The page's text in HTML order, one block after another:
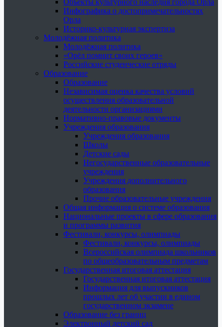
Объекты культурного наследия города Орла
Инфографика о достопримечательностях
Орла
Историко-культурная экспертиза
Молодёжная политика
Молодёжная политика
«Орёл помнит своих героев»
Российские студенческие отряды
Образование
Образование
Независимая оценка качества условий
осуществления образовательной
деятельности организациями
Нормативно-правовые документы
Учреждения образования
Учреждения образования
Школы
Детские сады
Негосударственные образовательные
учреждения
Учреждения дополнительного
образования
Прочие образовательные учреждения
Общая информация о системе образования
Национальные проекты в сфере образования
и программы развития
Фестивали, конкурсы, олимпиады
Фестивали, конкурсы, олимпиады
Всероссийская олимпиада школьников
по общеобразовательным предметам
Государственная итоговая аттестация
Государственная итоговая аттестация
Информация для выпускников
прошлых лет об участии в едином
государственном экзамене
Образование без границ
Электронный детский сад